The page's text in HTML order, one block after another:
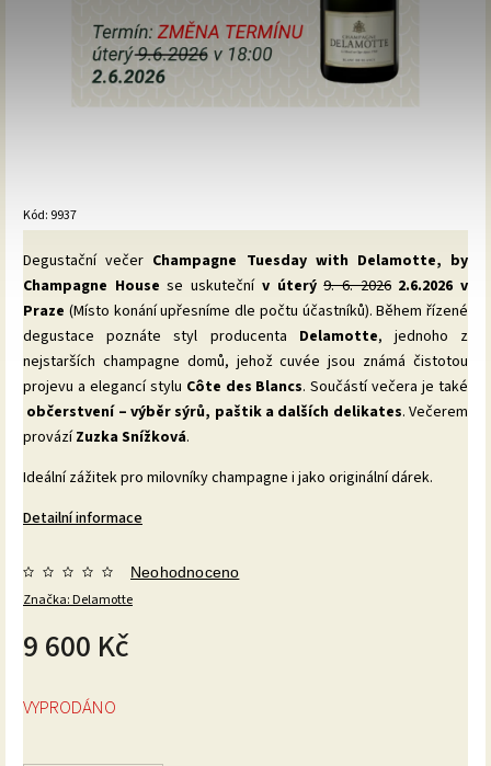
Kód: 9937
Degustační večer Champagne Tuesday with Delamotte, by
Champagne House se uskuteční v úterý9. 6. 20262.6.2026 v
Praze (Místo konání upřesníme dle počtu účastníků). Během řízené
degustace poznáte styl producenta Delamotte, jednoho z
nejstarších champagne domů, jehož cuvée jsou známá čistotou
projevu a elegancí stylu Côte des Blancs. Součástí večera je také
občerstvení – výběr sýrů, paštik a dalších delikates. Večerem
provázíZuzka Snížková.
Ideální zážitek pro milovníky champagne i jako originální dárek.
Detailní informace
Značka: Delamotte
Neohodnoceno
9 600 Kč
VYPRODÁNO